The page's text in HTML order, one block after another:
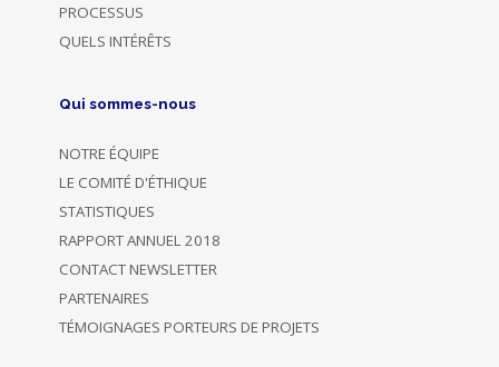
PROCESSUS
QUELS INTÉRÊTS
Qui sommes-nous
NOTRE ÉQUIPE
LE COMITÉ D'ÉTHIQUE
STATISTIQUES
RAPPORT ANNUEL 2018
CONTACT NEWSLETTER
PARTENAIRES
TÉMOIGNAGES PORTEURS DE PROJETS